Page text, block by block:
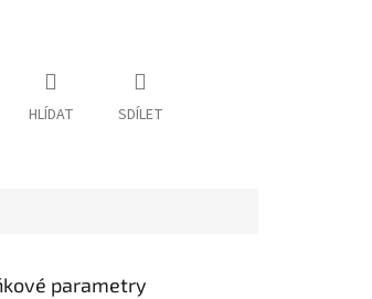
HLÍDAT SDÍLET
parametry